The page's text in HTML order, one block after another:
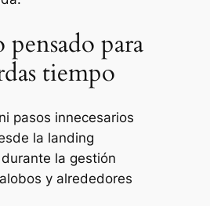
para
tiempo
pasos innecesarios
la landing
la gestión
y alrededores